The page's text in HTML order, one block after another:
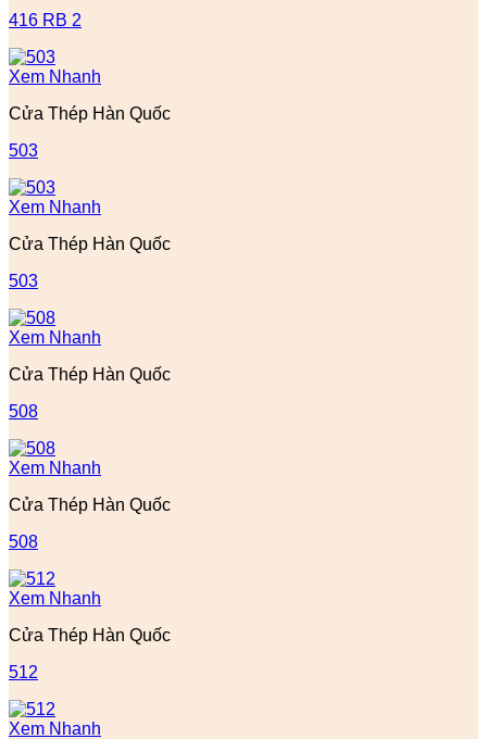
416 RB 2
Xem Nhanh
Cửa Thép Hàn Quốc
503
Xem Nhanh
Cửa Thép Hàn Quốc
503
Xem Nhanh
Cửa Thép Hàn Quốc
508
Xem Nhanh
Cửa Thép Hàn Quốc
508
Xem Nhanh
Cửa Thép Hàn Quốc
512
Xem Nhanh